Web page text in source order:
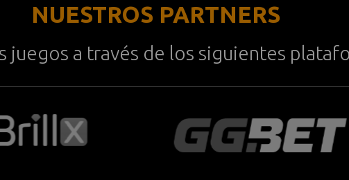
NUESTROS PARTNERS
juegos a través de los siguientes